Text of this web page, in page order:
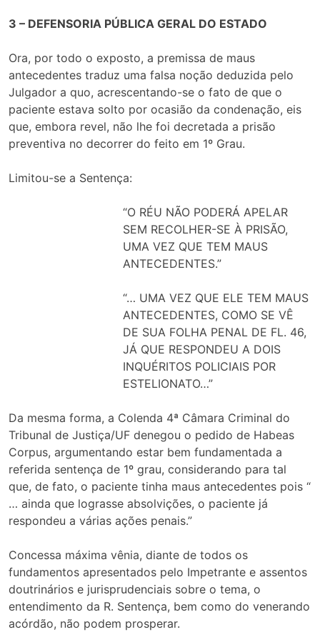
3 – DEFENSORIA PÚBLICA GERAL DO ESTADO
Ora, por todo o exposto, a premissa de maus
antecedentes traduz uma falsa noção deduzida pelo
Julgador a quo, acrescentando-se o fato de que o
paciente estava solto por ocasião da condenação, eis
que, embora revel, não lhe foi decretada a prisão
preventiva no decorrer do feito em 1º Grau.
Limitou-se a Sentença:
“O RÉU NÃO PODERÁ APELAR
SEM RECOLHER-SE À PRISÃO,
UMA VEZ QUE TEM MAUS
ANTECEDENTES.”
“… UMA VEZ QUE ELE TEM MAUS
ANTECEDENTES, COMO SE VÊ
DE SUA FOLHA PENAL DE FL. 46,
JÁ QUE RESPONDEU A DOIS
INQUÉRITOS POLICIAIS POR
ESTELIONATO…”
Da mesma forma, a Colenda 4ª Câmara Criminal do
Tribunal de Justiça/UF denegou o pedido de Habeas
Corpus, argumentando estar bem fundamentada a
referida sentença de 1º grau, considerando para tal
que, de fato, o paciente tinha maus antecedentes pois “
… ainda que lograsse absolvições, o paciente já
respondeu a várias ações penais.”
Concessa máxima vênia, diante de todos os
fundamentos apresentados pelo Impetrante e assentos
doutrinários e jurisprudenciais sobre o tema, o
entendimento da R. Sentença, bem como do venerando
acórdão, não podem prosperar.